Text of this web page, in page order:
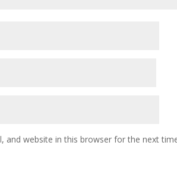
and website in this browser for the next